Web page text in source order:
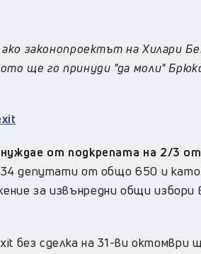
законопроектът на Хилари
ще го принуди "да моли"
от подкрепата на 2/3
депутати от общо 650 и
за извънредни общи
без сделка на 31-ви октомври